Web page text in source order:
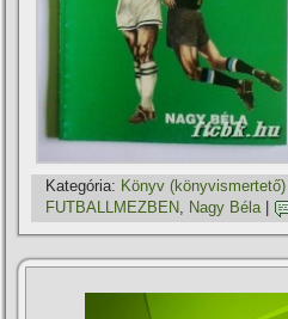
Kategória: Könyv (könyvismertető)
FUTBALLMEZBEN, Nagy Béla|